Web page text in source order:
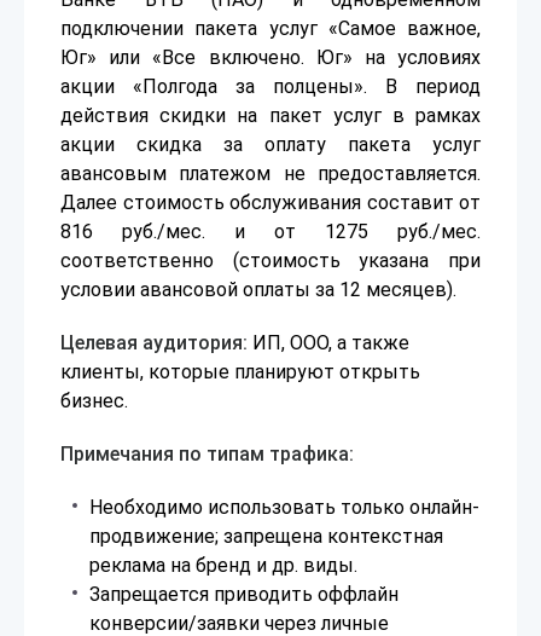
подключении пакета услуг «Самое важное,
Юг» или «Все включено. Юг» на условиях
акции «Полгода за полцены». В период
действия скидки на пакет услуг в рамках
акции скидка за оплату пакета услуг
авансовым платежом не предоставляется.
Далее стоимость обслуживания составит от
816 руб./мес. и от 1275 руб./мес.
соответственно (стоимость указана при
условии авансовой оплаты за 12 месяцев).
Целевая аудитория: ИП, ООО, а также
клиенты, которые планируют открыть
бизнес.
Примечания по типам трафика:
Необходимо использовать только онлайн-
продвижение; запрещена контекстная
реклама на бренд и др. виды.
Запрещается приводить оффлайн
конверсии/заявки через личные